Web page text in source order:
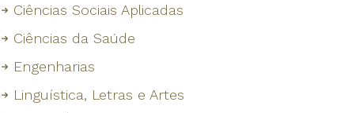
Ciências Sociais Aplicadas
Ciências da Saúde
Engenharias
Linguística, Letras e Artes